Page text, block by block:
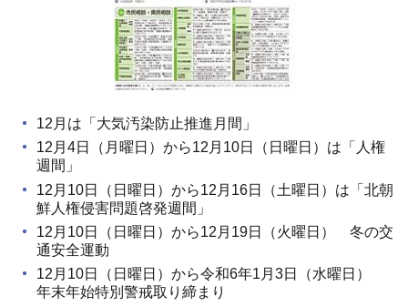
12月は「大気汚染防止推進月間」
12月4日（月曜日）から12月10日（日曜日）は「人権
週間」
12月10日（日曜日）から12月16日（土曜日）は「北朝
鮮人権侵害問題啓発週間」
12月10日（日曜日）から12月19日（火曜日） 冬の交
通安全運動
12月10日（日曜日）から令和6年1月3日（水曜日）
年末年始特別警戒取り締まり